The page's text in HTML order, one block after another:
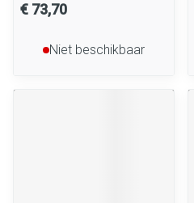
€ 73,70
Niet beschikbaar